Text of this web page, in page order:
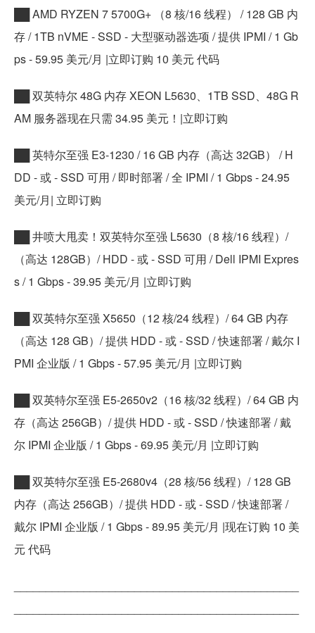
██ AMD RYZEN 7 5700G+ （8 核/16 线程） / 128 GB 内
存 / 1TB nVME - SSD - 大型驱动器选项 / 提供 IPMI / 1 Gb
ps - 59.95 美元/月 |立即订购 10 美元 代码
██ 双英特尔 48G 内存 XEON L5630、1TB SSD、48G R
AM 服务器现在只需 34.95 美元！|立即订购
██ 英特尔至强 E3-1230 / 16 GB 内存（高达 32GB） / H
DD - 或 - SSD 可用 / 即时部署 / 全 IPMI / 1 Gbps - 24.95
美元/月| 立即订购
██ 井喷大甩卖！双英特尔至强 L5630（8 核/16 线程）/
（高达 128GB）/ HDD - 或 - SSD 可用 / Dell IPMI Expres
s / 1 Gbps - 39.95 美元/月 |立即订购
██ 双英特尔至强 X5650（12 核/24 线程）/ 64 GB 内存
（高达 128 GB）/ 提供 HDD - 或 - SSD / 快速部署 / 戴尔 I
PMI 企业版 / 1 Gbps - 57.95 美元/月 |立即订购
██ 双英特尔至强 E5-2650v2（16 核/32 线程）/ 64 GB 内
存（高达 256GB）/ 提供 HDD - 或 - SSD / 快速部署 / 戴
尔 IPMI 企业版 / 1 Gbps - 69.95 美元/月 |立即订购
██ 双英特尔至强 E5-2680v4（28 核/56 线程）/ 128 GB
内存（高达 256GB）/ 提供 HDD - 或 - SSD / 快速部署 /
戴尔 IPMI 企业版 / 1 Gbps - 89.95 美元/月 |现在订购 10 美
元 代码